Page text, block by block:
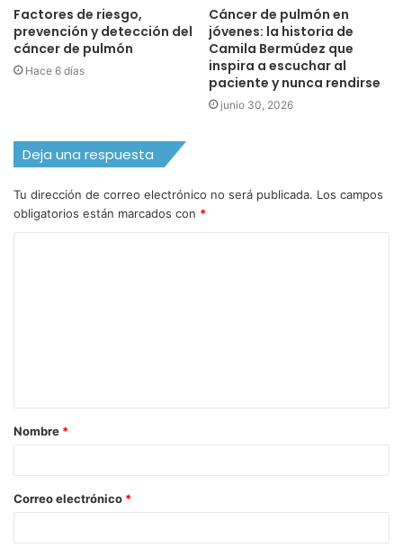
Factores de riesgo,
prevención y detección del
cáncer de pulmón
Hace 6 días
Cáncer de pulmón en
jóvenes: la historia de
Camila Bermúdez que
inspira a escuchar al
paciente y nunca rendirse
junio 30, 2026
Deja una respuesta
Tu dirección de correo electrónico no será publicada. Los campos
obligatorios están marcados con *
a
r
*
Nombre *
Correo electrónico *